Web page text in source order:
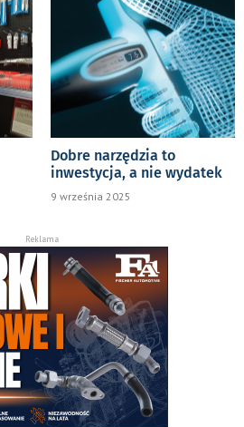
Dobre narzędzia to
inwestycja, a nie wydatek
9 września 2025
Reklama